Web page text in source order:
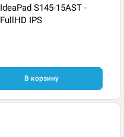
IdeaPad S145-15AST -
FullHD IPS
В корзину